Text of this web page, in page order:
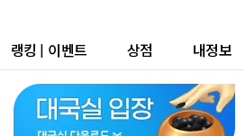
랭킹 | 이벤트 상점 내정보